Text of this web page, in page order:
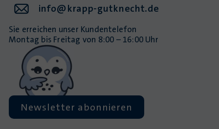
info@krapp-gutknecht.de
Sie erreichen unser Kundentelefon
Montag bis Freitag von 8:00 – 16:00 Uhr
Newsletter abonnieren